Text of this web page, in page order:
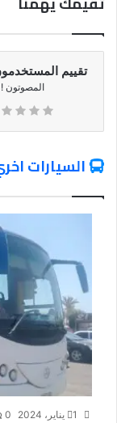
تقييم
المصوتون !
السيارات
1 يناير، 2024 0